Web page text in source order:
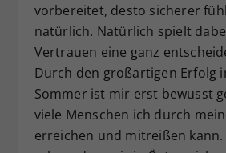
vorbereitet, desto sicherer
natürlich. Natürlich spielt
Vertrauen eine ganz
Durch den großartigen Erfolg
Sommer ist mir erst bewusst
viele Menschen ich durch
erreichen und mitreißen kann.